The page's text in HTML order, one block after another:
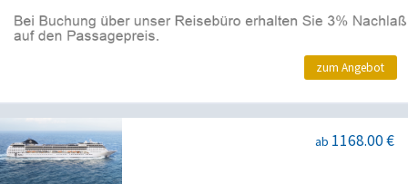
zum Angebot
ab 1168.00 €